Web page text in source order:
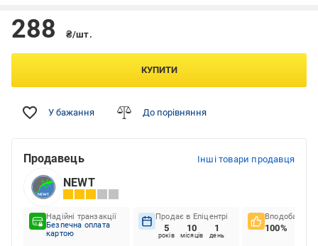
288 ₴/шт.
КУПИТИ
У бажання До порівняння
Продавець Інші товари продавця
NEWT
Надійні транзакції
Безпечна оплата
картою
Продає в Епіцентрі
5
років
10
місяців
1
день
Вподобання
100%